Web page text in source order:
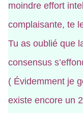
moindre effort
complaisante, te
Tu as oublié que
consensus
( Évidemment je
existe encore un